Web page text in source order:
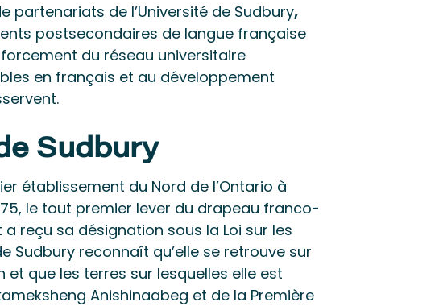
partenariats de l’Université de Sudbury,
postsecondaires de langue française
du réseau universitaire
en français et au développement
Sudbury
établissement du Nord de l’Ontario à
le tout premier lever du drapeau franco-
reçu sa désignation sous la Loi sur les
Sudbury reconnaît qu’elle se retrouve sur
que les terres sur lesquelles elle est
Anishinaabeg et de la Première